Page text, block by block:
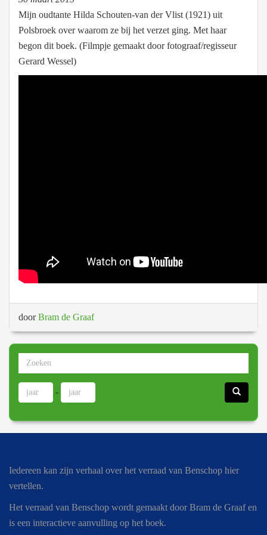
Mijn oudtante Hilda Schouten-van der Vlist (1921) uit
Polsbroek over waarom ze bij het verzet ging. Met haar
begon dit boek. (Filmpje gemaakt door fotograaf/regisseur
Gerard Wessel)
doorBram de Graaf
-
Iedereen kan zijn verhaal over het verraad van Benschop hier
vertellen.
Het verraad van Benschop wordt gemaakt door Bram de Graaf en
is een interactieve aanvulling op het boek.